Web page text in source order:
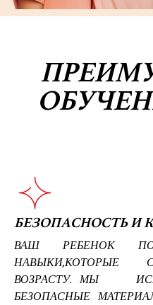
БЕЗОПАСНОСТЬ И
ВАШ РЕБЕНОК
НАВЫКИ,КОТОРЫЕ
ВОЗРАСТУ. МЫ
БЕЗОПАСНЫЕ